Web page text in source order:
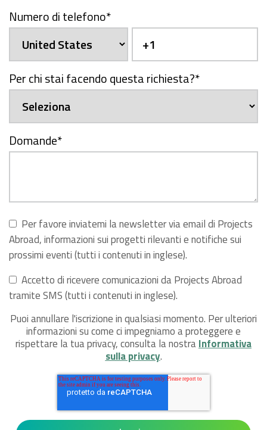
Numero di telefono*
Per chi stai facendo questa richiesta?*
Domande*
Per favore inviatemi la newsletter via email di Projects
Abroad, informazioni sui progetti rilevanti e notifiche sui
prossimi eventi (tutti i contenuti in inglese).
Accetto di ricevere comunicazioni da Projects Abroad
tramite SMS (tutti i contenuti in inglese).
Puoi annullare l'iscrizione in qualsiasi momento. Per ulteriori
informazioni su come ci impegniamo a proteggere e
rispettare la tua privacy, consulta la nostraInformativa
sulla privacy.